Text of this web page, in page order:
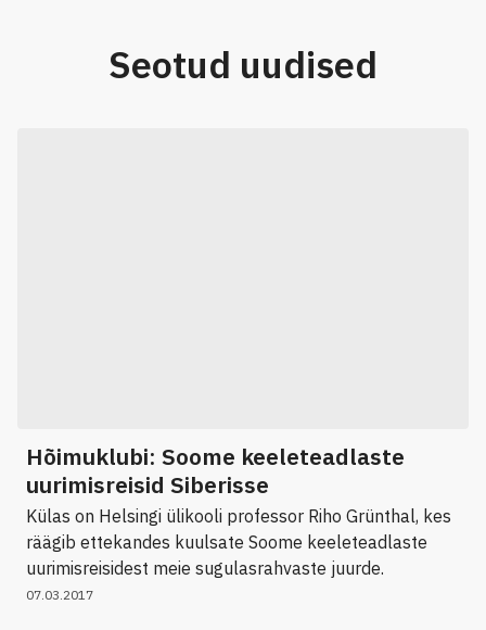
Seotud uudised
Hõimuklubi: Soome keeleteadlaste
uurimisreisid Siberisse
Külas on Helsingi ülikooli professor Riho Grünthal, kes
räägib ettekandes kuulsate Soome keeleteadlaste
uurimisreisidest meie sugulasrahvaste juurde.
07.03.2017